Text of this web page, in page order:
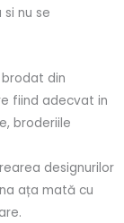
nu se
din
fiind adecvat in
broderiile
designurilor
ața mată cu